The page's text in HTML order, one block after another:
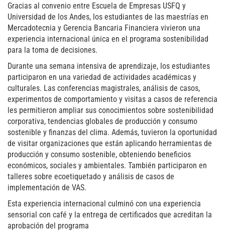
Gracias al convenio entre Escuela de Empresas USFQ y
Universidad de los Andes, los estudiantes de las maestrías en
Mercadotecnia y Gerencia Bancaria Financiera vivieron una
experiencia internacional única en el programa sostenibilidad
para la toma de decisiones.
Durante una semana intensiva de aprendizaje, los estudiantes
participaron en una variedad de actividades académicas y
culturales. Las conferencias magistrales, análisis de casos,
experimentos de comportamiento y visitas a casos de referencia
les permitieron ampliar sus conocimientos sobre sostenibilidad
corporativa, tendencias globales de producción y consumo
sostenible y finanzas del clima. Además, tuvieron la oportunidad
de visitar organizaciones que están aplicando herramientas de
producción y consumo sostenible, obteniendo beneficios
económicos, sociales y ambientales. También participaron en
talleres sobre ecoetiquetado y análisis de casos de
implementación de VAS.
Esta experiencia internacional culminó con una experiencia
sensorial con café y la entrega de certificados que acreditan la
aprobación del programa